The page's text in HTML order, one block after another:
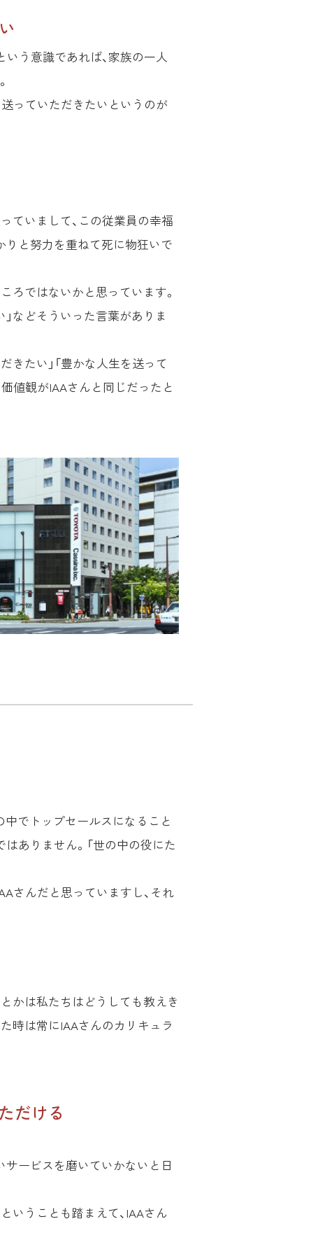
いう意識であれば、家族の一人
送っていただきたいというのが
ていまして、この従業員の幸福
りと努力を重ねて死に物狂いで
ろではないかと思っています。
などそういった言葉がありま
きたい」「豊かな人生を送って
値観がIAAさんと同じだったと
中でトップセールスになること
ありません。「世の中の役にた
さんだと思っていますし、それ
かは私たちはどうしても教えき
時は常にIAAさんのカリキュラ
だける
サービスを磨いていかないと日
いうことも踏まえて、IAAさん